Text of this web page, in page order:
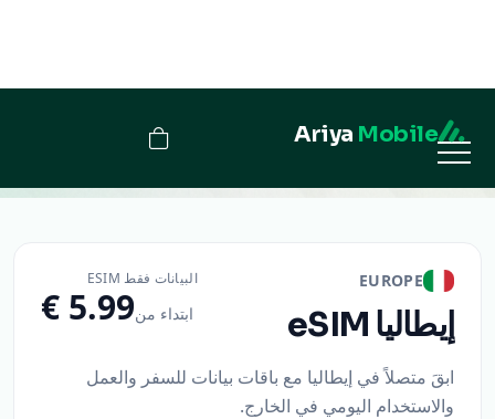
EUROPE
إيطاليا
البيانات فقط ESIM
ابتداء من
ابقَ متصلاً في إيطاليا مع باقات بيانات للسفر والعمل
والاستخدام اليومي في الخارج.